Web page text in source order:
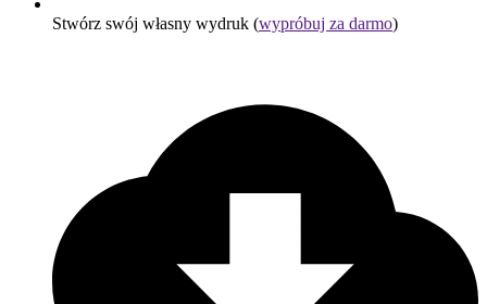
Stwórz swój własny wydruk (wypróbuj za darmo)